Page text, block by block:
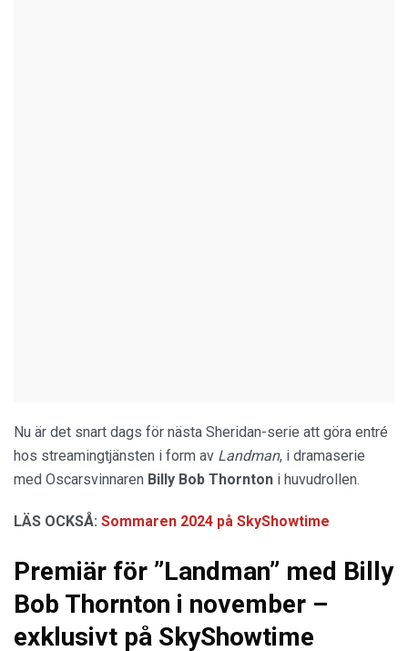
Nu är det snart dags för nästa Sheridan-serie att göra entré
hos streamingtjänsten i form av Landman, i dramaserie
med Oscarsvinnaren Billy Bob Thornton i huvudrollen.
LÄS OCKSÅ: Sommaren 2024 på SkyShowtime
Premiär för ”Landman” med Billy
Bob Thornton i november –
exklusivt på SkyShowtime